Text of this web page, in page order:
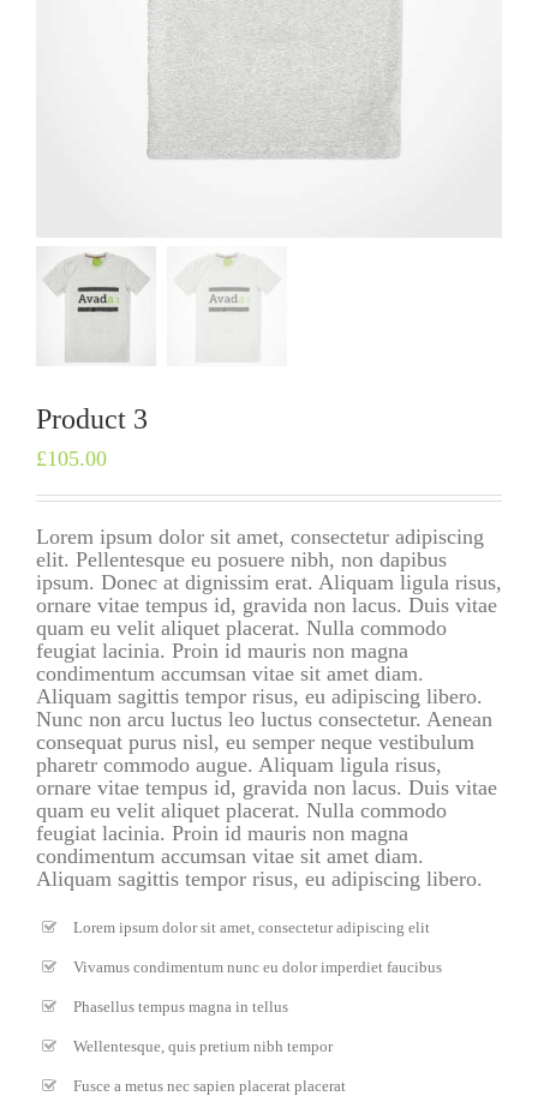
Product 3
£105.00
Lorem ipsum dolor sit amet, consectetur adipiscing
elit. Pellentesque eu posuere nibh, non dapibus
ipsum. Donec at dignissim erat. Aliquam ligula risus,
ornare vitae tempus id, gravida non lacus. Duis vitae
quam eu velit aliquet placerat. Nulla commodo
feugiat lacinia. Proin id mauris non magna
condimentum accumsan vitae sit amet diam.
Aliquam sagittis tempor risus, eu adipiscing libero.
Nunc non arcu luctus leo luctus consectetur. Aenean
consequat purus nisl, eu semper neque vestibulum
pharetr commodo augue. Aliquam ligula risus,
ornare vitae tempus id, gravida non lacus. Duis vitae
quam eu velit aliquet placerat. Nulla commodo
feugiat lacinia. Proin id mauris non magna
condimentum accumsan vitae sit amet diam.
Aliquam sagittis tempor risus, eu adipiscing libero.
Lorem ipsum dolor sit amet, consectetur adipiscing elit
Vivamus condimentum nunc eu dolor imperdiet faucibus
Phasellus tempus magna in tellus
Wellentesque, quis pretium nibh tempor
Fusce a metus nec sapien placerat placerat